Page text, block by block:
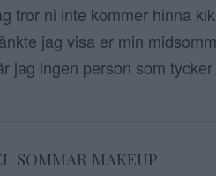
tror ni inte kommer hinna
jag visa er min
jag ingen person som
SOMMAR MAKEUP